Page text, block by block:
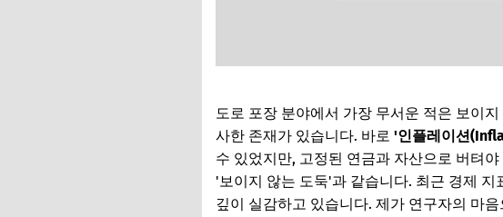
도로 포장 분야에서 가장 무서운 적은 보이
사한 존재가 있습니다. 바로 '인플레이션
수 있었지만, 고정된 연금과 자산으로 버텨
'보이지 않는 도둑'과 같습니다. 최근 경제
깊이 실감하고 있습니다. 제가 연구자의 마